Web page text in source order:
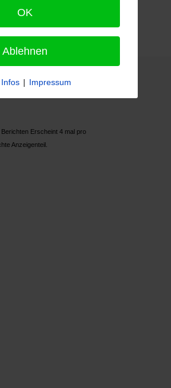
Erscheint 4 mal pro
Anzeigenteil.
OK
Ablehnen
| Impressum